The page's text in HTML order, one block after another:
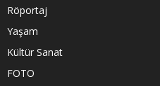
Röportaj
Yaşam
Kültür Sanat
FOTO